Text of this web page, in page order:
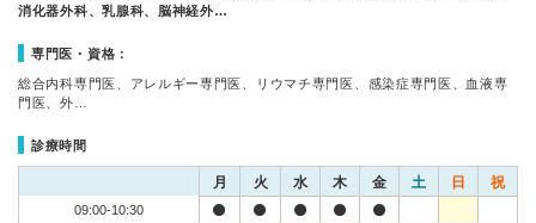
消化器外科、乳腺科、脳神経外…
専門医・資格：
総合内科専門医、アレルギー専門医、リウマチ専門医、感染症専門医、血液専
門医、外…
診療時間
月 火 水 木 金 土 日 祝
09:00-10:30